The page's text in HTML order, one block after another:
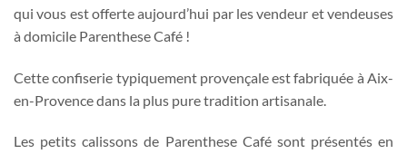
qui vous est offerte aujourd’hui par les vendeur et vendeuses
à domicile Parenthese Café !
Cette confiserie typiquement provençale est fabriquée à Aix-
en-Provence dans la plus pure tradition artisanale.
Les petits calissons de Parenthese Café sont présentés en